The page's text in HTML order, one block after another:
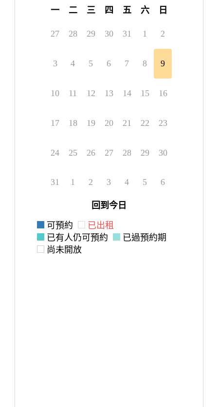
一 二 三 四 五 六 日
27 28 29 30 31 1 2
3 4 5 6 7 8 9
10 11 12 13 14 15 16
17 18 19 20 21 22 23
24 25 26 27 28 29 30
31 1 2 3 4 5 6
回到今日
可預約
已出租
已有人仍可預約
已過預約期
尚未開放